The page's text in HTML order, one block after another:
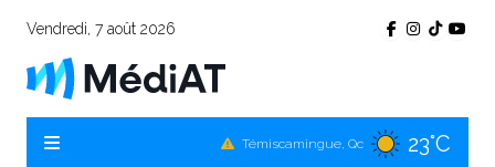
Vendredi, 7 août 2026
23°C
La Sarre, Qc 24°C